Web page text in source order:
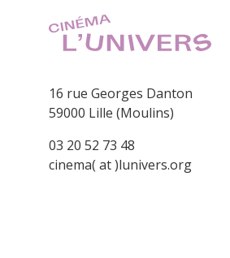
16 rue Georges Danton
59000 Lille (Moulins)
03 20 52 73 48
cinema( at )lunivers.org